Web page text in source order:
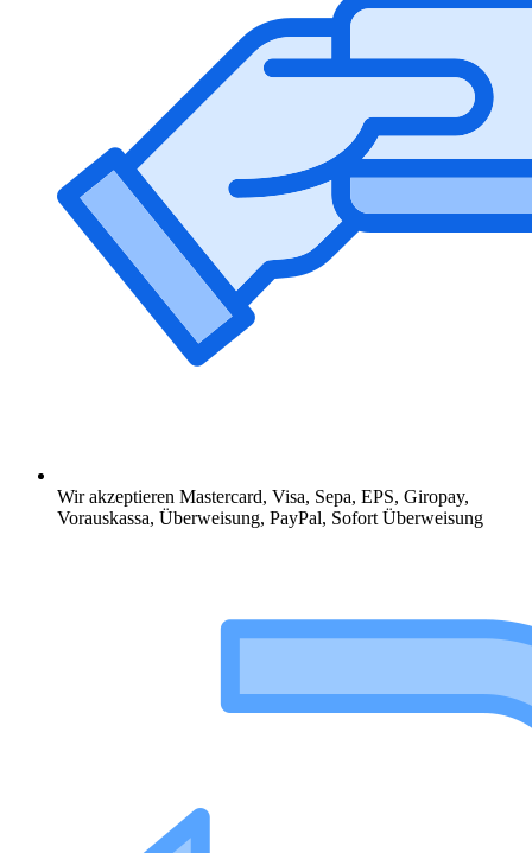
Wir akzeptieren Mastercard, Visa, Sepa, EPS, Giropay,
Vorauskassa, Überweisung, PayPal, Sofort Überweisung